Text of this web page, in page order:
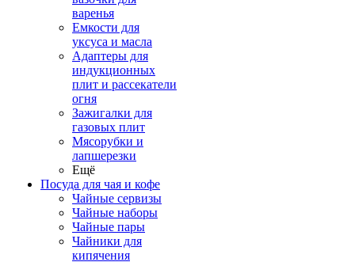
варенья
Емкости для
уксуса и масла
Адаптеры для
индукционных
плит и рассекатели
огня
Зажигалки для
газовых плит
Мясорубки и
лапшерезки
Ещё
Посуда для чая и кофе
Чайные сервизы
Чайные наборы
Чайные пары
Чайники для
кипячения